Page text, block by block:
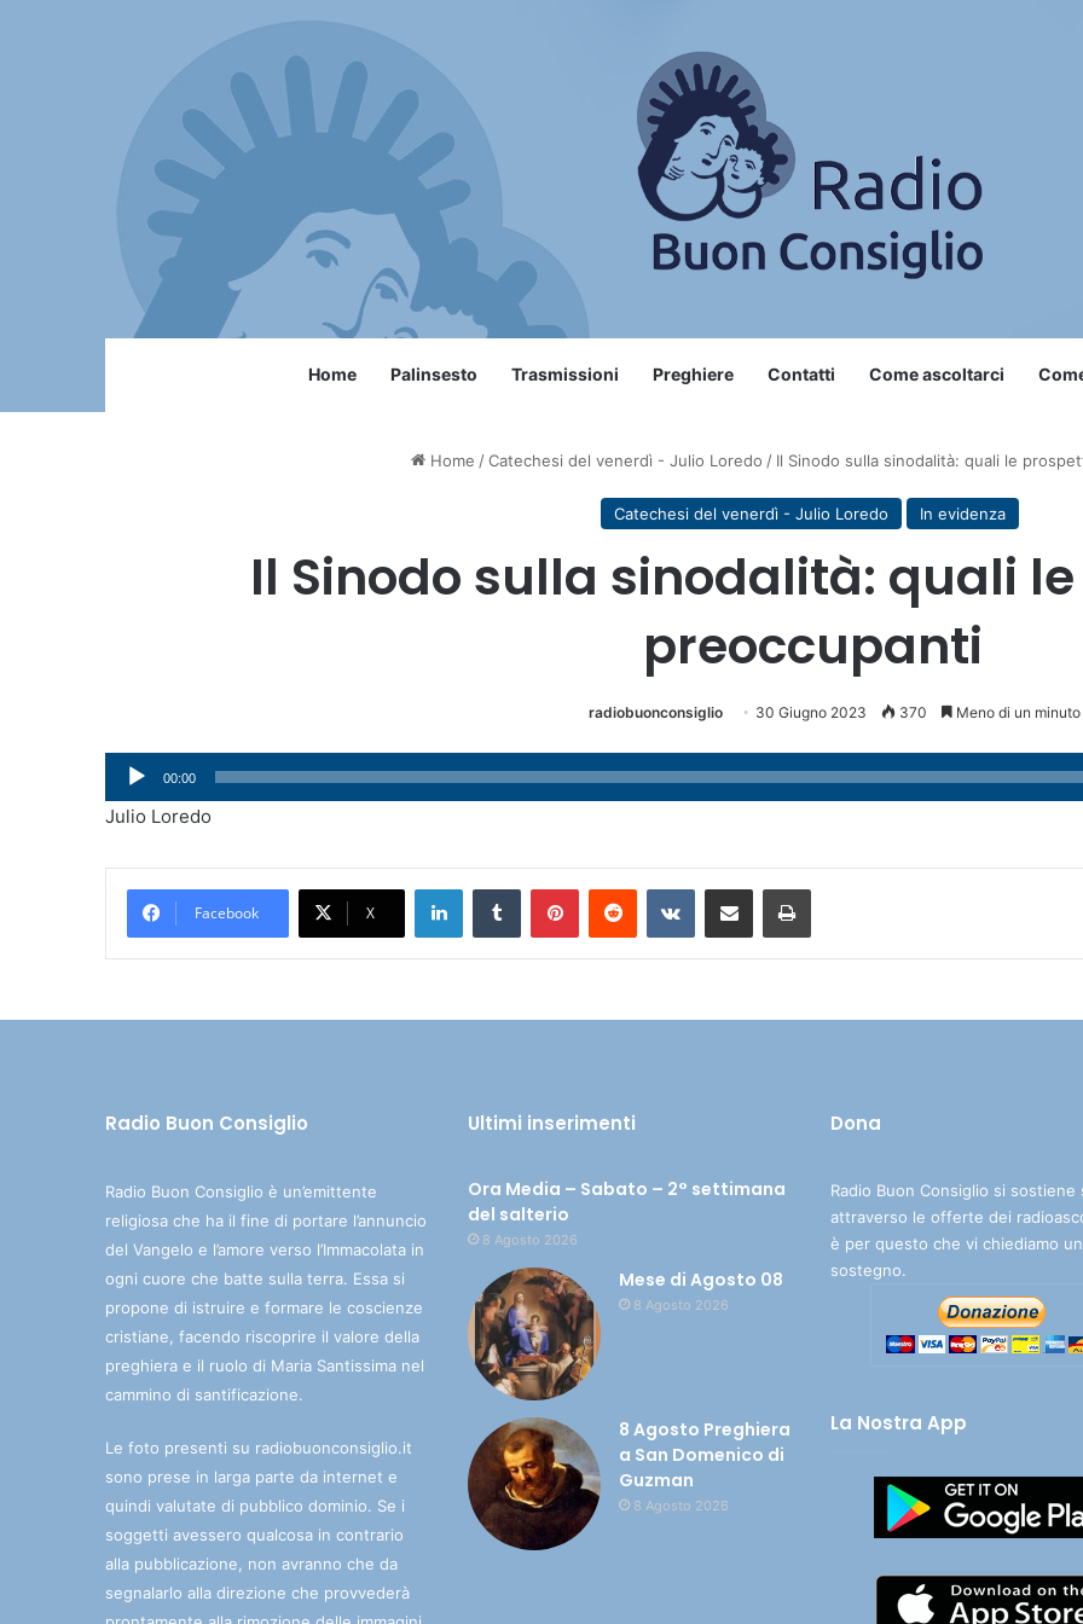
Home Palinsesto Trasmissioni Preghiere Contatti Come ascoltarci
Home /Catechesi del venerdì - Julio Loredo / Il Sinodo sulla sinodalità: quali le
Catechesi del venerdì - Julio Loredo In evidenza
Il Sinodo sulla sinodalità: quali
preoccupanti
radiobuonconsiglio 30 Giugno 2023 370 Meno di un minuto
Audio
Player
00:00
Julio Loredo
Facebook X
Radio Buon Consiglio
Radio Buon Consiglio è un’emittente
religiosa che ha il fine di portare l’annuncio
del Vangelo e l’amore verso l’Immacolata in
ogni cuore che batte sulla terra. Essa si
propone di istruire e formare le coscienze
cristiane, facendo riscoprire il valore della
preghiera e il ruolo di Maria Santissima nel
cammino di santificazione.
Le foto presenti su radiobuonconsiglio.it
sono prese in larga parte da internet e
quindi valutate di pubblico dominio. Se i
soggetti avessero qualcosa in contrario
alla pubblicazione, non avranno che da
segnalarlo alla direzione che provvederà
Ultimi inserimenti
Ora Media – Sabato – 2° settimana
del salterio
8 Agosto 2026
Mese di Agosto 08
8 Agosto 2026
8 Agosto Preghiera
a San Domenico di
Guzman
8 Agosto 2026
Dona
Radio Buon Consiglio si sostiene
attraverso le offerte dei
è per questo che vi chiediamo un
sostegno.
La Nostra App